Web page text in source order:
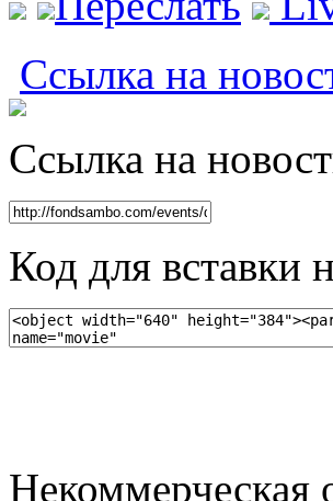
Ссылка на
Ссылка на
Код для вставки
Некоммерческая